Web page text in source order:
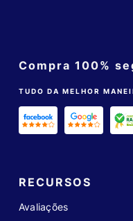
Compra 100%
TUDO DA MELHOR
RECURSOS
Avaliações